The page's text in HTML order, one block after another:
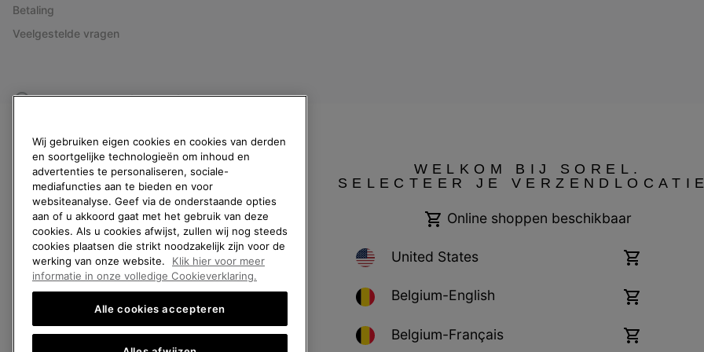
Betaling
Veelgestelde vragen
België (Nederlands) | English ›| français ›
Privacybeleid Gebruiksvoorwaarden Verkoopvoorwaarden
WELKOM BIJ SOREL.
SELECTEER JE
Online shoppen beschikbaar
United States
Online
beschikbaar
Belgium-English
Online
beschikbaar
Belgium-Français
Online
Wij gebruiken eigen cookies en cookies van derden
en soortgelijke technologieën om inhoud en
advertenties te personaliseren, sociale-
mediafuncties aan te bieden en voor
websiteanalyse. Geef via de onderstaande opties
aan of u akkoord gaat met het gebruik van deze
cookies. Als u cookies afwijst, zullen wij nog steeds
cookies plaatsen die strikt noodzakelijk zijn voor de
werking van onze website.
Klik hier voor meer
informatie in onze volledige Cookieverklaring.
Alle cookies accepteren